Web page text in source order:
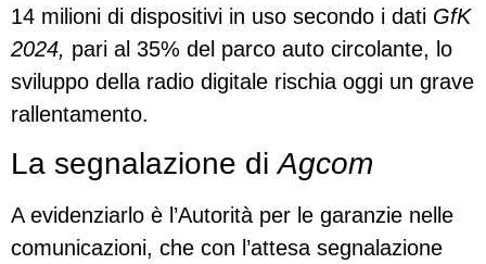
14 milioni di dispositivi in uso secondo i dati GfK
2024, pari al 35% del parco auto circolante, lo
sviluppo della radio digitale rischia oggi un grave
rallentamento.
La segnalazione diAgcom
A evidenziarlo è l’Autorità per le garanzie nelle
comunicazioni, che con l’attesa segnalazione